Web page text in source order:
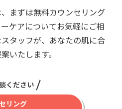
まずは無料カウンセリング
ケアについてお気軽にご相
タッフが、あなたの肌に合
いたします。
ください
リング